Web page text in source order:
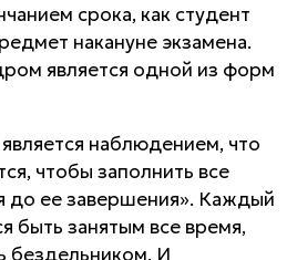
срока, как студент
накануне экзамена.
является одной из форм
является наблюдением, что
чтобы заполнить все
до ее завершения». Каждый
быть занятым все время,
бездельником. И